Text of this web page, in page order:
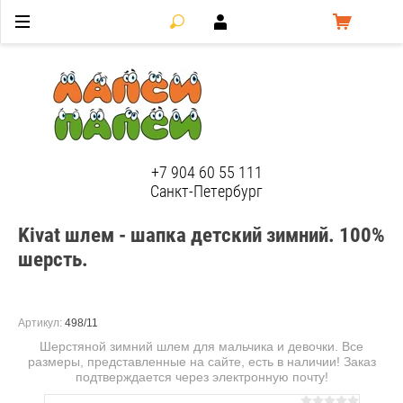
+7 904 60 55 111
Санкт-Петербург
Kivat шлем - шапка детский зимний. 100%
шерсть.
Артикул: 498/11
Шерстяной зимний шлем для мальчика и девочки. Все
размеры, представленные на сайте, есть в наличии! Заказ
подтверждается через электронную почту!